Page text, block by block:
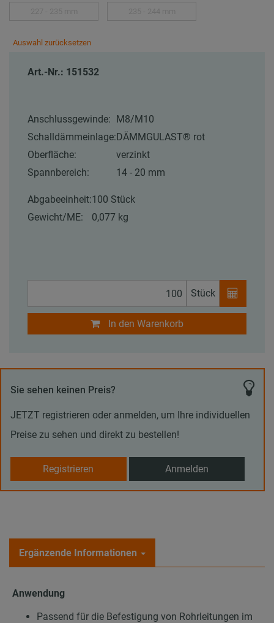
Auswahl zurücksetzen
Art.-Nr.: 151532
Anschlussgewinde:
M8/M10
Schalldämmeinlage: DÄMMGULAST® rot
Oberfläche:
verzinkt
Spannbereich:
14 - 20 mm
Abgabeeinheit:100 Stück
Gewicht/ME:
0,077 kg
Stück
In den Warenkorb
Sie sehen keinen Preis?
JETZT registrieren oder anmelden, um Ihre individuellen
Preise zu sehen und direkt zu bestellen!
Registrieren Anmelden
Ergänzende Informationen
Anwendung
Passend für die Befestigung von Rohrleitungen im